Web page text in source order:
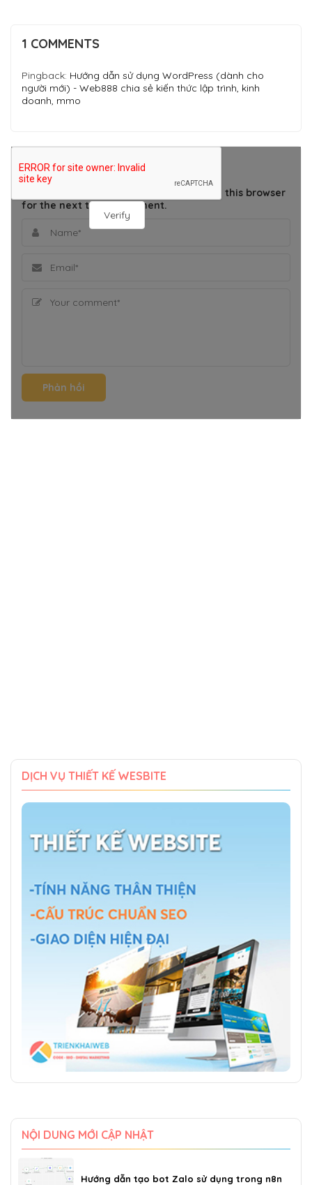
1 COMMENTS
Pingback: Hướng dẫn sử dụng WordPress (dành cho
người mới) - Web888 chia sẻ kiến thức lập trình, kinh
doanh, mmo
Verify
THÊM BÌNH LUẬN
Save my name, email, and website in this browser
for the next time I comment.
DỊCH VỤ THIẾT KẾ WESBITE
NỘI DUNG MỚI CẬP NHẬT
Hướng dẫn tạo bot Zalo sử dụng trong n8n